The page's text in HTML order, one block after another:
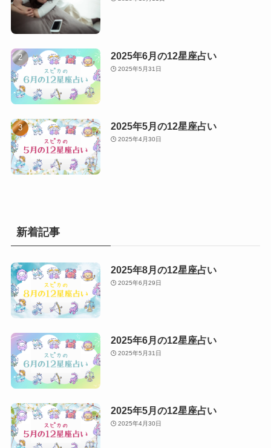
2025年6月の12星座占い
2025年5月31日
2025年5月の12星座占い
2025年4月30日
新着記事
2025年8月の12星座占い
2025年6月29日
2025年6月の12星座占い
2025年5月31日
2025年5月の12星座占い
2025年4月30日